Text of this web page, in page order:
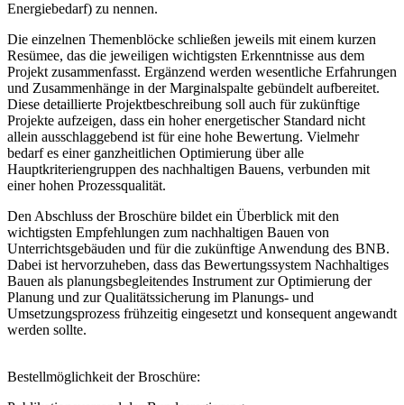
Energiebedarf) zu nennen.
Die einzelnen Themenblöcke schließen jeweils mit einem kurzen
Resümee, das die jeweiligen wichtigsten Erkenntnisse aus dem
Projekt zusammenfasst. Ergänzend werden wesentliche Erfahrungen
und Zusammenhänge in der Marginalspalte gebündelt aufbereitet.
Diese detaillierte Projektbeschreibung soll auch für zukünftige
Projekte aufzeigen, dass ein hoher energetischer Standard nicht
allein ausschlaggebend ist für eine hohe Bewertung. Vielmehr
bedarf es einer ganzheitlichen Optimierung über alle
Hauptkriteriengruppen des nachhaltigen Bauens, verbunden mit
einer hohen Prozessqualität.
Den Abschluss der Broschüre bildet ein Überblick mit den
wichtigsten Empfehlungen zum nachhaltigen Bauen von
Unterrichtsgebäuden und für die zukünftige Anwendung des BNB.
Dabei ist hervorzuheben, dass das Bewertungssystem Nachhaltiges
Bauen als planungsbegleitendes Instrument zur Optimierung der
Planung und zur Qualitätssicherung im Planungs- und
Umsetzungsprozess frühzeitig eingesetzt und konsequent angewandt
werden sollte.
Bestellmöglichkeit der Broschüre: